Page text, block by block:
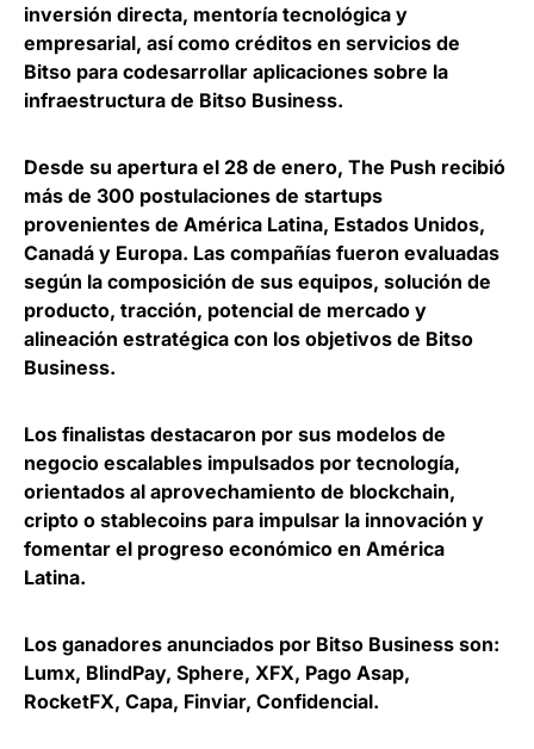
inversión directa, mentoría tecnológica y
empresarial, así como créditos en servicios de
Bitso para codesarrollar aplicaciones sobre la
infraestructura de Bitso Business.
Desde su apertura el 28 de enero, The Push recibió
más de 300 postulaciones de startups
provenientes de América Latina, Estados Unidos,
Canadá y Europa. Las compañías fueron evaluadas
según la composición de sus equipos, solución de
producto, tracción, potencial de mercado y
alineación estratégica con los objetivos de Bitso
Business.
Los finalistas destacaron por sus modelos de
negocio escalables impulsados por tecnología,
orientados al aprovechamiento de blockchain,
cripto o stablecoins para impulsar la innovación y
fomentar el progreso económico en América
Latina.
Los ganadores anunciados por Bitso Business son:
Lumx, BlindPay, Sphere, XFX, Pago Asap,
RocketFX, Capa, Finviar, Confidencial.